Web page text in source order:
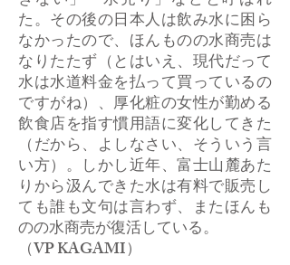
た。その後の日本人は飲み水に困ら
なかったので、ほんものの水商売は
なりたたず（とはいえ、現代だって
水は水道料金を払って買っているの
ですがね）、厚化粧の女性が勤める
飲食店を指す慣用語に変化してきた
（だから、よしなさい、そういう言
い方）。しかし近年、富士山麓あた
りから汲んできた水は有料で販売し
ても誰も文句は言わず、またほんも
のの水商売が復活している。
​（VP KAGAMI）